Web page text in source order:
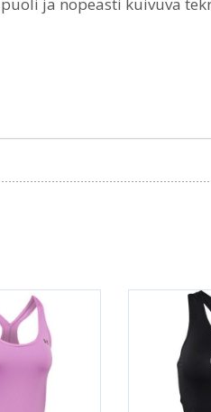
ja nopeasti kuivuva